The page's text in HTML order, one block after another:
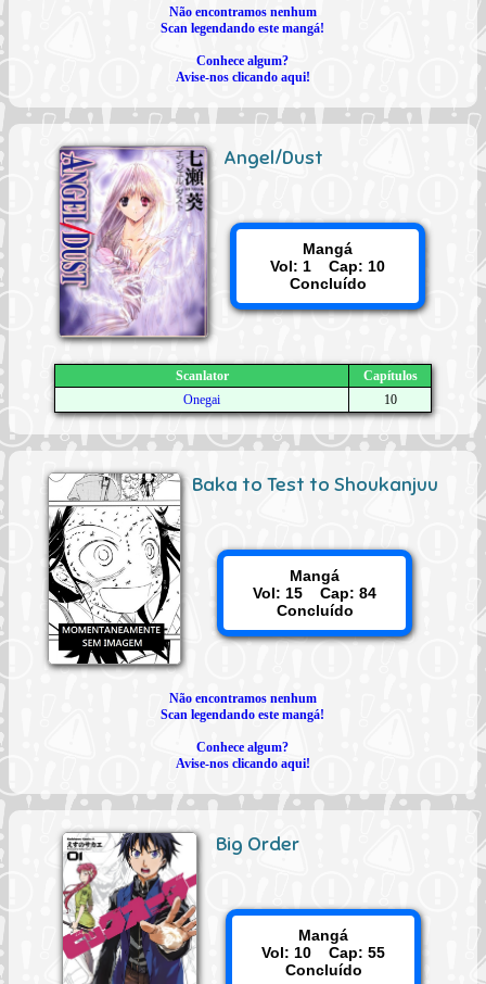
Não encontramos nenhum
Scan legendando este mangá!
Conhece algum?
Avise-nos clicando aqui!
Angel/Dust
Mangá
Vol: 1 Cap: 10
Concluído
Scanlator
Capítulos
Onegai
10
Baka to Test to Shoukanjuu
Mangá
Vol: 15 Cap: 84
Concluído
Não encontramos nenhum
Scan legendando este mangá!
Conhece algum?
Avise-nos clicando aqui!
Big Order
Mangá
Vol: 10 Cap: 55
Concluído